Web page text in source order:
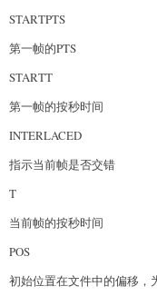
STARTPTS
第一帧的PTS
STARTT
第一帧的按秒时间
INTERLACED
指示当前帧是否交错
T
当前帧的按秒时间
POS
初始位置在文件中的偏移，